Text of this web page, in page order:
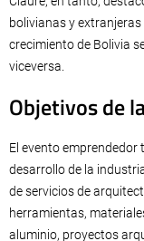
bolivianas y extranjeras
crecimiento de Bolivia
viceversa.
Objetivos de
El evento emprendedor
desarrollo de la
de servicios de
herramientas,
aluminio, proyectos